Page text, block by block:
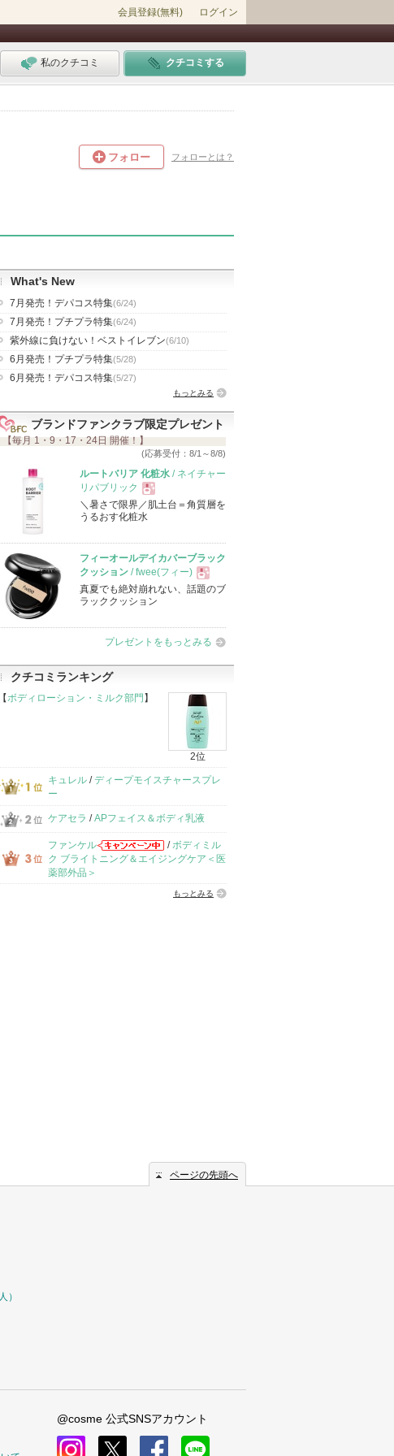
会員登録(無料) ログイン
私のクチコミ クチコミする
フォロー フォローとは？
What's New
7月発売！デパコス特集(6/24)
7月発売！プチプラ特集(6/24)
紫外線に負けない！ベストイレブン(6/10)
6月発売！プチプラ特集(5/28)
6月発売！デパコス特集(5/27)
もっとみる
ブランドファンクラブ限定プレゼント
【毎月 1・9・17・24日 開催！】
(応募受付：8/1～8/8)
ルートバリア 化粧水 / ネイチャー
リパブリック
現
品
＼暑さで限界／肌土台＝角質層を
うるおす化粧水
フィーオールデイカバーブラック
クッション / fwee(フィー)
現
品
真夏でも絶対崩れない、話題のブ
ラッククッション
プレゼントをもっとみる
クチコミランキング
【ボディローション・ミルク部門 】
2位
キュレル /ディープモイスチャースプレ
ー
ケアセラ /APフェイス＆ボディ乳液
ファンケル /ボディミル
ク ブライトニング＆エイジングケア＜医
薬部外品＞
もっとみる
ページの先頭へ
）
@cosme 公式SNSアカウント